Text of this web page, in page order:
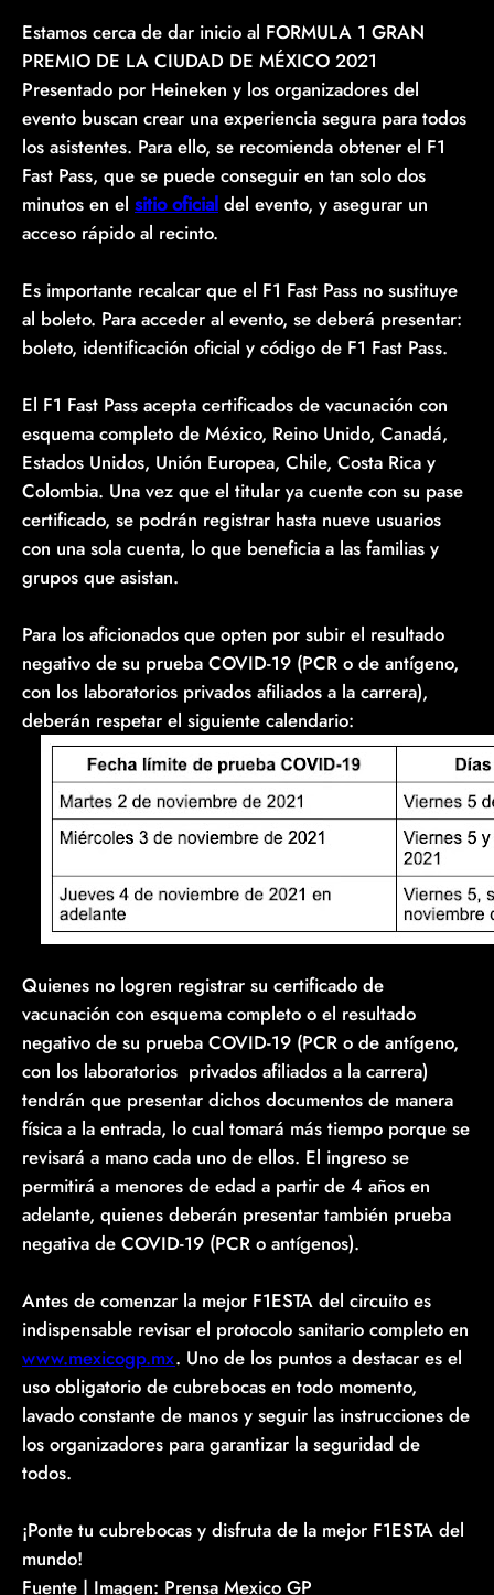
Estamos cerca de dar inicio al FORMULA 1 GRAN
PREMIO DE LA CIUDAD DE MÉXICO 2021
Presentado por Heineken y los organizadores del
evento buscan crear una experiencia segura para todos
los asistentes. Para ello, se recomienda obtener el F1
Fast Pass, que se puede conseguir en tan solo dos
minutos en el sitio oficial del evento, y asegurar un
acceso rápido al recinto.
Es importante recalcar que el F1 Fast Pass no sustituye
al boleto. Para acceder al evento, se deberá presentar:
boleto, identificación oficial y código de F1 Fast Pass.
El F1 Fast Pass acepta certificados de vacunación con
esquema completo de México, Reino Unido, Canadá,
Estados Unidos, Unión Europea, Chile, Costa Rica y
Colombia. Una vez que el titular ya cuente con su pase
certificado, se podrán registrar hasta nueve usuarios
con una sola cuenta, lo que beneficia a las familias y
grupos que asistan.
Para los aficionados que opten por subir el resultado
negativo de su prueba COVID-19 (PCR o de antígeno,
con los laboratorios privados afiliados a la carrera),
deberán respetar el siguiente calendario:
Quienes no logren registrar su certificado de
vacunación con esquema completo o el resultado
negativo de su prueba COVID-19 (PCR o de antígeno,
con los laboratorios privados afiliados a la carrera)
tendrán que presentar dichos documentos de manera
física a la entrada, lo cual tomará más tiempo porque se
revisará a mano cada uno de ellos. El ingreso se
permitirá a menores de edad a partir de 4 años en
adelante, quienes deberán presentar también prueba
negativa de COVID-19 (PCR o antígenos).
Antes de comenzar la mejor F1ESTA del circuito es
indispensable revisar el protocolo sanitario completo en
www.mexicogp.mx. Uno de los puntos a destacar es el
uso obligatorio de cubrebocas en todo momento,
lavado constante de manos y seguir las instrucciones de
los organizadores para garantizar la seguridad de
todos.
¡Ponte tu cubrebocas y disfruta de la mejor F1ESTA del
mundo!
Fuente | Imagen: Prensa Mexico GP